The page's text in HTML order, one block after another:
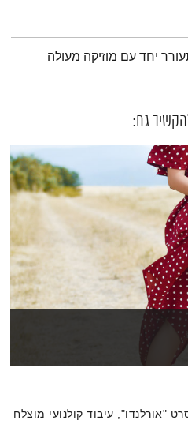
יחד עם מוזיקה מעולה
גם:
"אורלנדו", עיבוד קולנועי מוצלח